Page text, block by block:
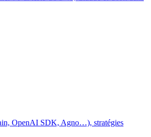
OpenAI SDK, Agno…), stratégies